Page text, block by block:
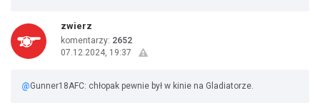
zwierz
komentarzy: 2652
07.12.2024, 19:37
@Gunner18AFC: chłopak pewnie był w kinie na Gladiatorze.